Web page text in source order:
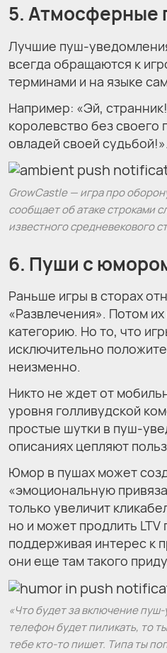
5. Атмосферные
Лучшие пуш-
всегда обращаются к
терминами и на языке
Например: «Эй,
королевство без своего
овладей своей судьбой!».
GrowCastle — игра про
сообщает об атаке строками
известного средневекового
6. Пуши с
Раньше игры в сторах
«Развлечения». Потом
категорию. Но то, что
исключительно
неизменно.
Никто не ждет от
уровня голливудской
простые шутки в пуш-
описаниях цепляют
Юмор в пушах может
«эмоциональную
только увеличит
но и может продлить LTV
поддерживая интерес к
они еще там такого
«Что будет за включение
телефон будет пиликать, то
тебе кто-то пишет. Типа ты